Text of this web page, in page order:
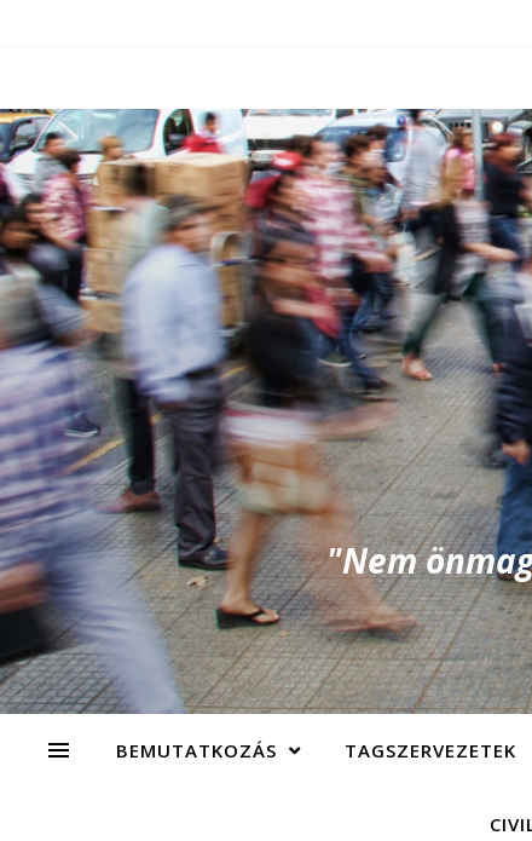
"Nem
BEMUTATKOZÁS TAGSZERVEZETEK